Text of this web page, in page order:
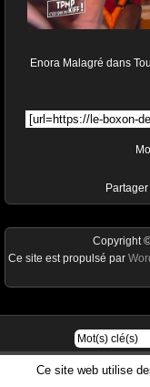
Enora Malagré dans
Partager
Ce site web utilise
Copyright
Ce site est propulsé par